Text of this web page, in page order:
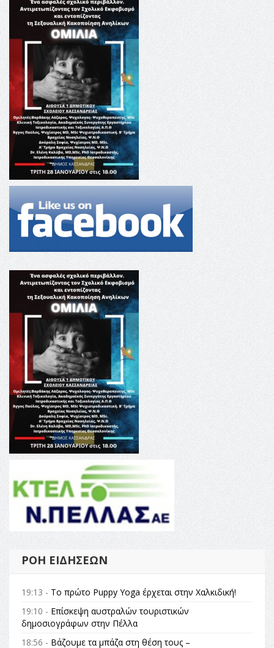
ΡΟΉ ΕΙΔΉΣΕΩΝ
19:13 - Το πρώτο Puppy Yoga έρχεται στην Χαλκιδική!
19:10 - Επίσκεψη αυστραλών τουριστικών
δημοσιογράφων στην Πέλλα
18:56 - Βάζουμε τα μπάζα στη θέση τους –